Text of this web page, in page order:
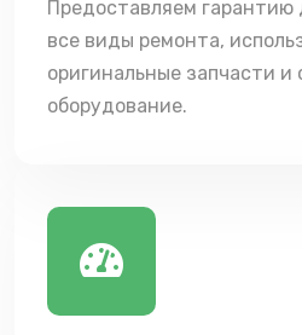
Предоставляем гарантию
все виды ремонта,
оригинальные запчасти и
оборудование.